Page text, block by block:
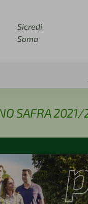
Sicredi
Soma
SAFRA